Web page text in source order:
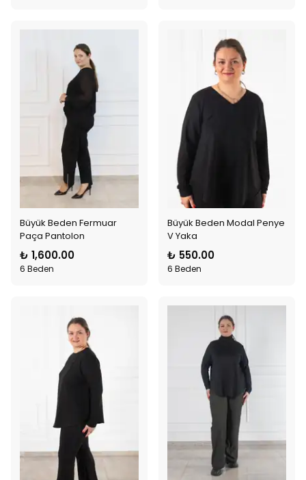
Büyük Beden Fermuar
Paça Pantolon
₺ 1,600.00
6 Beden
Büyük Beden Modal Penye
V Yaka
₺ 550.00
6 Beden